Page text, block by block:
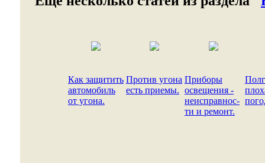
Как защитить
автомобиль
от угона.
Против угона
есть приемы.
Приборы
освещения -
неисправнос-
ти и ремонт.